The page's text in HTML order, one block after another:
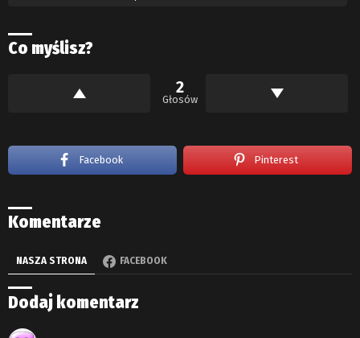
Co myślisz?
2
Głosów
Facebook Pinterest
Komentarze
NASZA STRONA FACEBOOK
Dodaj komentarz